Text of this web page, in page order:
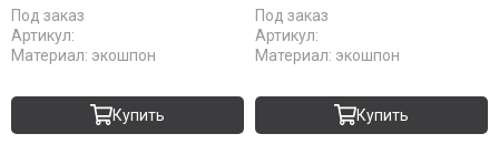
Под заказ
Артикул:
Материал: экошпон
Купить
Под заказ
Артикул:
Материал: экошпон
Купить